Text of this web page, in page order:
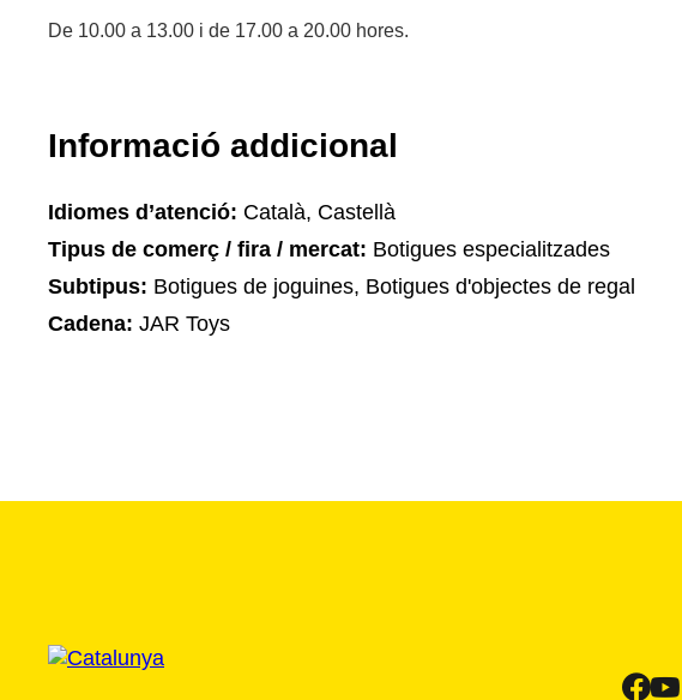
De 10.00 a 13.00 i de 17.00 a 20.00 hores.
Informació addicional
Idiomes d’atenció: Català, Castellà
Tipus de comerç / fira / mercat: Botigues especialitzades
Subtipus: Botigues de joguines, Botigues d'objectes de regal
Cadena: JAR Toys